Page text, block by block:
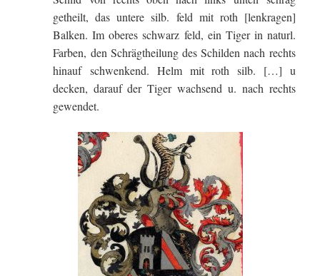
getheilt, das untere silb. feld mit roth [lenkragen]
Balken. Im oberes schwarz feld, ein Tiger in naturl.
Farben, den Schrägtheilung des Schilden nach rechts
hinauf schwenkend. Helm mit roth silb. […] u
decken, darauf der Tiger wachsend u. nach rechts
gewendet.